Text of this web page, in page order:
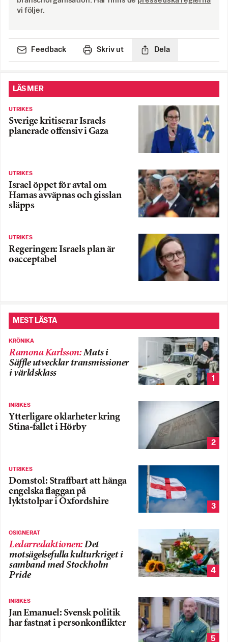
vi följer.
Feedback Skriv ut Dela
LÄS MER
UTRIKES
Sverige kritiserar Israels
planerade offensiv i Gaza
UTRIKES
Israel öppet för avtal om
Hamas avväpnas och gisslan
släpps
UTRIKES
Regeringen: Israels plan är
oacceptabel
MEST LÄSTA
KRÖNIKA
Ramona Karlsson:Mats i
Säffle utvecklar transmissioner
i världsklass
1
INRIKES
Ytterligare oklarheter kring
Stina-fallet i Hörby
2
UTRIKES
Domstol: Straffbart att hänga
engelska flaggan på
lyktstolpar i Oxfordshire
3
OSIGNERAT
Ledarredaktionen:Det
motsägelsefulla kulturkriget i
samband med Stockholm
Pride
4
INRIKES
Jan Emanuel: Svensk politik
har fastnat i personkonflikter
5